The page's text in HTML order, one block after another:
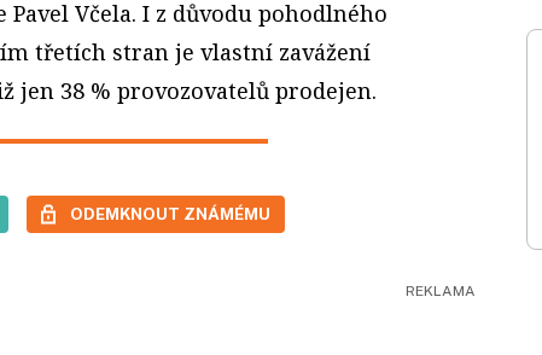
Včela. I z důvodu pohodlného
třetích stran je vlastní zavážení
38 % provozovatelů prodejen.
ODEMKNOUT ZNÁMÉMU